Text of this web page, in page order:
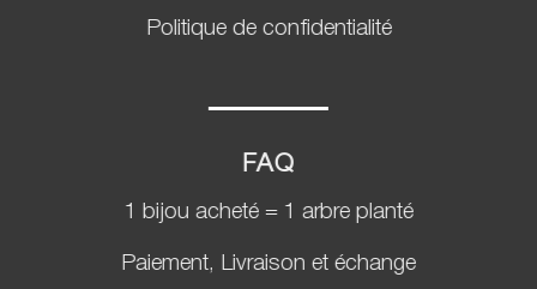
Politique de confidentialité
FAQ
1 bijou acheté = 1 arbre planté
Paiement, Livraison et échange